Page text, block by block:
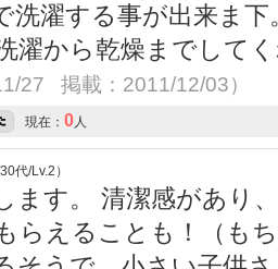
洗濯する事が出来ま
濯から乾燥までして
27 掲載：2011/12/03）
現在： 0人
代/Lv.2）
ます。 清潔感があり
らえることも！（も